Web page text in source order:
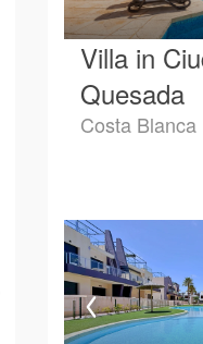
Villa in
Quesada
Costa Blanca